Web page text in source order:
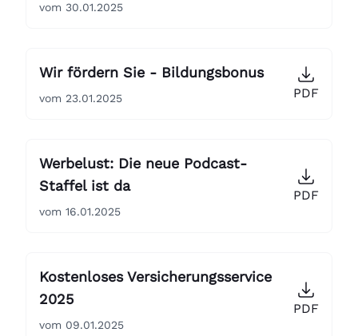
vom 30.01.2025
Wir fördern Sie - Bildungsbonus
vom 23.01.2025 PDF
Werbelust: Die neue Podcast-
Staffel ist da
vom 16.01.2025
PDF
Kostenloses Versicherungsservice
2025
vom 09.01.2025
PDF